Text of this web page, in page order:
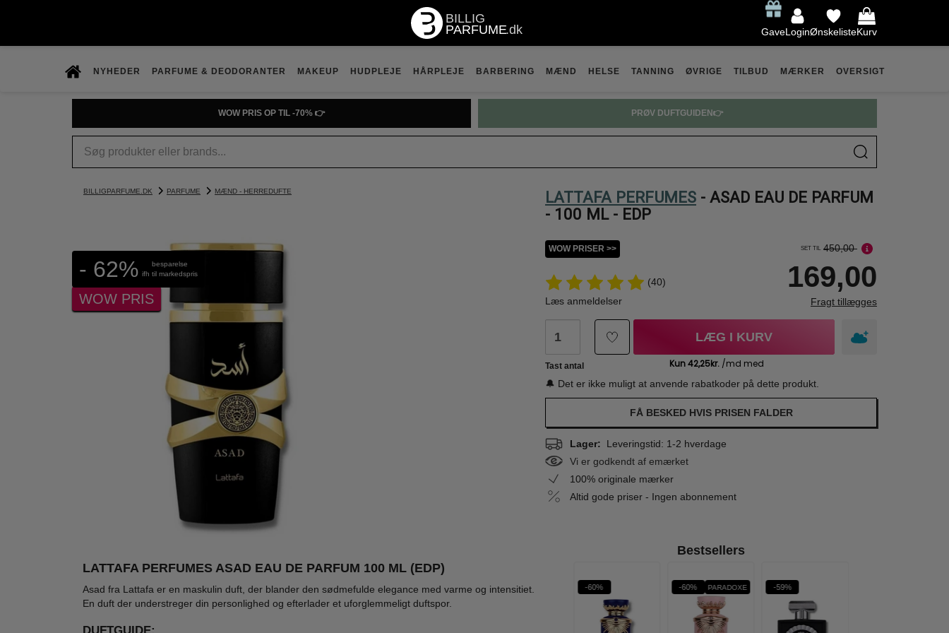
GaveLoginØnskelisteKurv
NYHEDER PARFUME & DEODORANTER MAKEUP HUDPLEJE HÅRPLEJE BARBERING MÆND HELSE TANNING ØVRIGE TILBUD MÆRKER OVERSIGT
WOW PRIS OP TIL -70% 👉 PRØV DUFTGUIDEN👉
BILLIGPARFUME.DK PARFUME MÆND - HERREDUFTE LATTAFA PERFUMES - ASAD EAU DE PARFUM
- 100 ML - EDP
- 62%
besparelse
ifh til markedspris
WOW PRIS
WOW PRISER >>
(40)
Læs anmeldelser
SET TIL 450,00
169,00
Fragt tillægges
Tast antal
LÆG I KURV
🔔 Det er ikke muligt at anvende rabatkoder på dette produkt.
FÅ BESKED HVIS PRISEN FALDER
Lager: Leveringstid: 1-2 hverdage
Vi er godkendt af emærket
100% originale mærker
Altid gode priser - Ingen abonnement
LATTAFA PERFUMES ASAD EAU DE PARFUM 100 ML (EDP)
Asad fra Lattafa er en maskulin duft, der blander den sødmefulde elegance med varme og intensitiet.
En duft der understreger din personlighed og efterlader et uforglemmeligt duftspor.
Bestsellers
Ønskeskyen Favorit
-34% NYHED
Ønskeskyen Favorit
-62% WOW PRIS -74% -50% WOW PRIS -72% WOW PRIS -60% -60% PARADOXE -59%